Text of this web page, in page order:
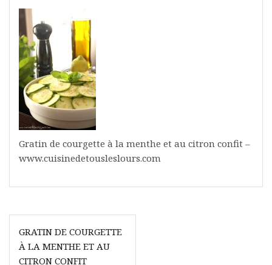
Gratin de courgette à la menthe et au citron confit –
www.cuisinedetousleslours.com
Navigation
de
GRATIN DE COURGETTE
À LA MENTHE ET AU
CITRON CONFIT